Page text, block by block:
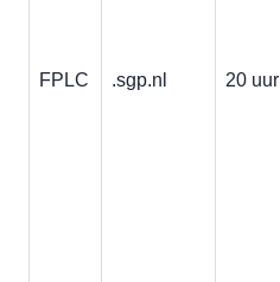
FPLC .sgp.nl 20 uur